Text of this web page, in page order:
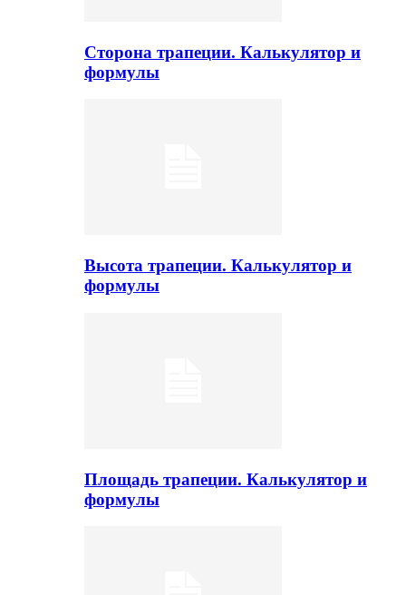
Сторона трапеции. Калькулятор и
формулы
Высота трапеции. Калькулятор и
формулы
Площадь трапеции. Калькулятор и
формулы